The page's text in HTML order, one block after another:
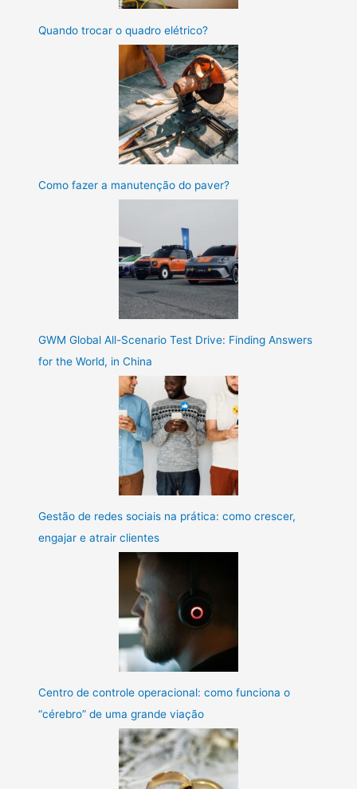
Quando trocar o quadro elétrico?
Como fazer a manutenção do paver?
GWM Global All-Scenario Test Drive: Finding Answers
for the World, in China
Gestão de redes sociais na prática: como crescer,
engajar e atrair clientes
Centro de controle operacional: como funciona o
“cérebro” de uma grande viação